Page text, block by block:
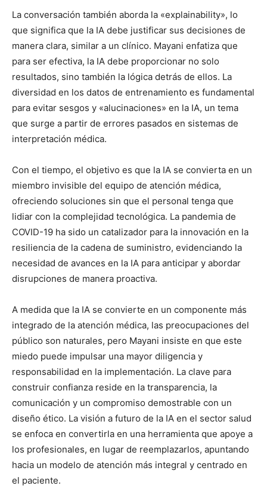
La conversación también aborda la «explainability», lo
que significa que la IA debe justificar sus decisiones de
manera clara, similar a un clínico. Mayani enfatiza que
para ser efectiva, la IA debe proporcionar no solo
resultados, sino también la lógica detrás de ellos. La
diversidad en los datos de entrenamiento es fundamental
para evitar sesgos y «alucinaciones» en la IA, un tema
que surge a partir de errores pasados en sistemas de
interpretación médica.
Con el tiempo, el objetivo es que la IA se convierta en un
miembro invisible del equipo de atención médica,
ofreciendo soluciones sin que el personal tenga que
lidiar con la complejidad tecnológica. La pandemia de
COVID-19 ha sido un catalizador para la innovación en la
resiliencia de la cadena de suministro, evidenciando la
necesidad de avances en la IA para anticipar y abordar
disrupciones de manera proactiva.
A medida que la IA se convierte en un componente más
integrado de la atención médica, las preocupaciones del
público son naturales, pero Mayani insiste en que este
miedo puede impulsar una mayor diligencia y
responsabilidad en la implementación. La clave para
construir confianza reside en la transparencia, la
comunicación y un compromiso demostrable con un
diseño ético. La visión a futuro de la IA en el sector salud
se enfoca en convertirla en una herramienta que apoye a
los profesionales, en lugar de reemplazarlos, apuntando
hacia un modelo de atención más integral y centrado en
el paciente.